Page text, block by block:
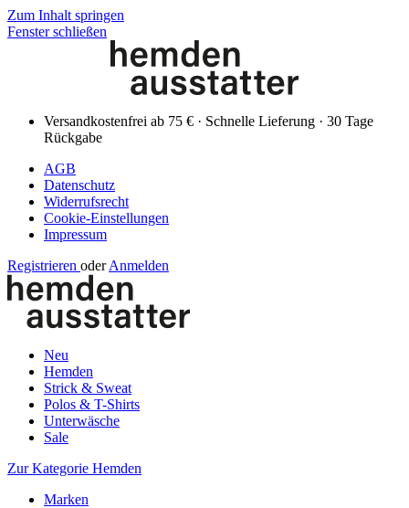
Zum Inhalt springen
Fenster schließen
Versandkostenfrei ab 75 € · Schnelle Lieferung · 30 Tage
Rückgabe
AGB
Datenschutz
Widerrufsrecht
Cookie-Einstellungen
Impressum
Registrieren oder Anmelden
Neu
Hemden
Strick & Sweat
Polos & T-Shirts
Unterwäsche
Sale
Zur Kategorie Hemden
Marken